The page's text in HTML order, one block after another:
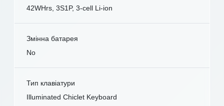
42WHrs, 3S1P, 3-cell Li-ion
Змінна батарея
No
Тип клавіатури
Illuminated Chiclet Keyboard